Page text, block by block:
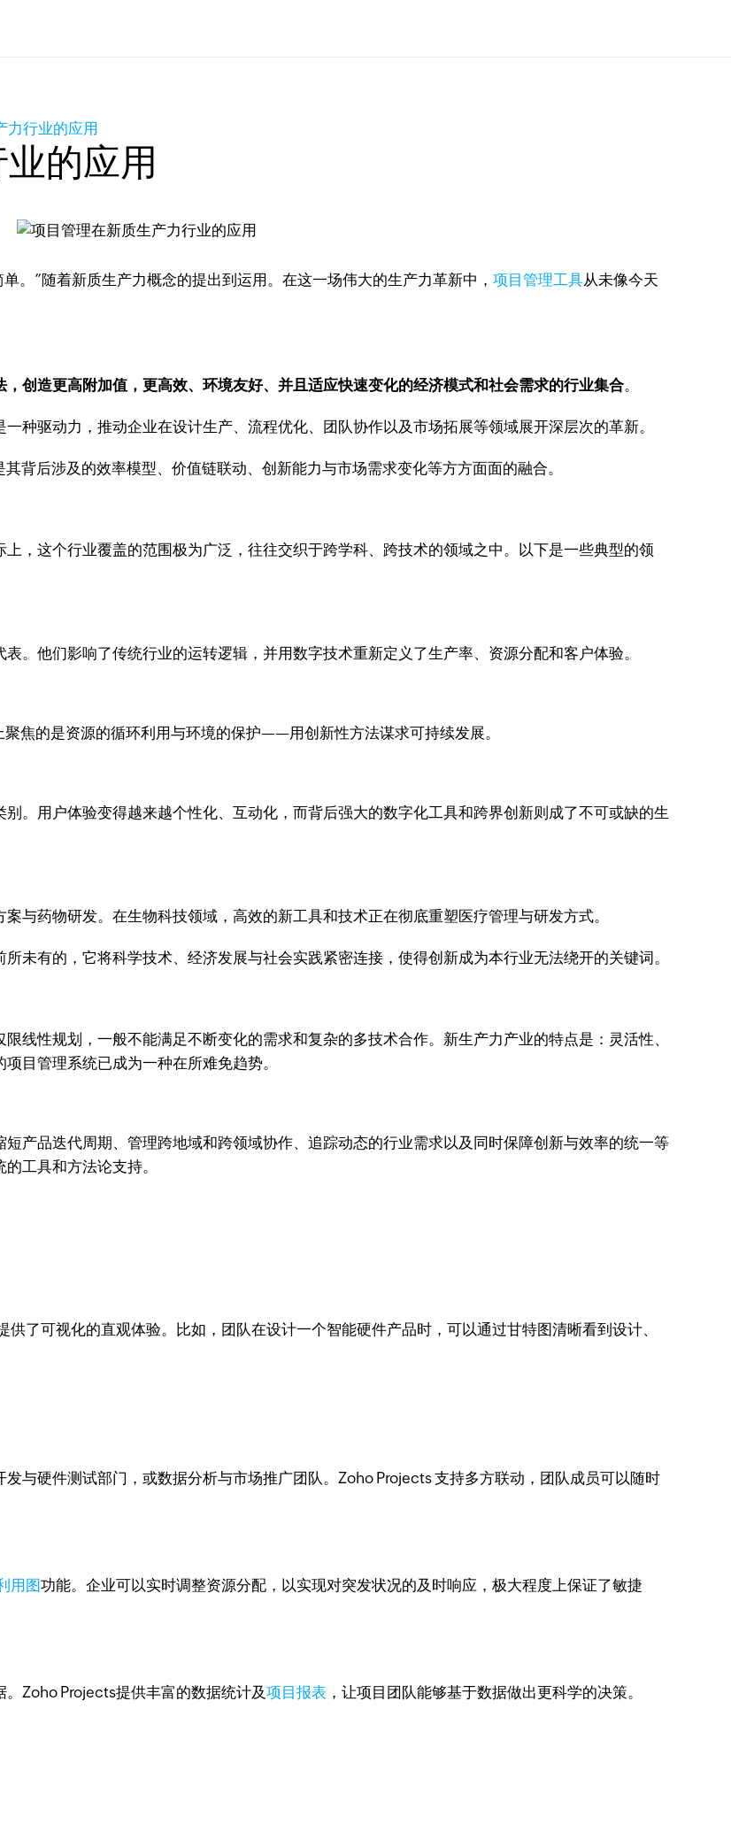
力行业的应用
的应用
。”随着新质生产力概念的提出到运用。在这一场伟大的生产力革新中，项目管理工具从未像今天
创造更高附加值，更高效、环境友好、并且适应快速变化的经济模式和社会需求的行业集合。
种驱动力，推动企业在设计生产、流程优化、团队协作以及市场拓展等领域展开深层次的革新。
背后涉及的效率模型、价值链联动、创新能力与市场需求变化等方方面面的融合。
，这个行业覆盖的范围极为广泛，往往交织于跨学科、跨技术的领域之中。以下是一些典型的领
。他们影响了传统行业的运转逻辑，并用数字技术重新定义了生产率、资源分配和客户体验。
焦的是资源的循环利用与环境的保护——用创新性方法谋求可持续发展。
。用户体验变得越来越个性化、互动化，而背后强大的数字化工具和跨界创新则成了不可或缺的生
与药物研发。在生物科技领域，高效的新工具和技术正在彻底重塑医疗管理与研发方式。
未有的，它将科学技术、经济发展与社会实践紧密连接，使得创新成为本行业无法绕开的关键词。
线性规划，一般不能满足不断变化的需求和复杂的多技术合作。新生产力产业的特点是：灵活性、
目管理系统已成为一种在所难免趋势。
产品迭代周期、管理跨地域和跨领域协作、追踪动态的行业需求以及同时保障创新与效率的统一等
工具和方法论支持。
供了可视化的直观体验。比如，团队在设计一个智能硬件产品时，可以通过甘特图清晰看到设计、
与硬件测试部门，或数据分析与市场推广团队。Zoho Projects 支持多方联动，团队成员可以随时
用图功能。企业可以实时调整资源分配，以实现对突发状况的及时响应，极大程度上保证了敏捷
Zoho Projects提供丰富的数据统计及项目报表 ，让项目团队能够基于数据做出更科学的决策。